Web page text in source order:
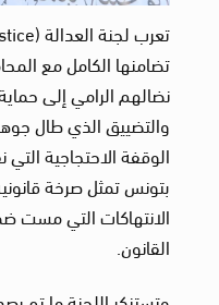
تضامنها الكامل مع
نضالهم الرامي إلى
والتضييق الذي طال
الوقفة الاحتجاجية
بتونس تمثل صرخة
الانتهاكات التي مست
القانون.